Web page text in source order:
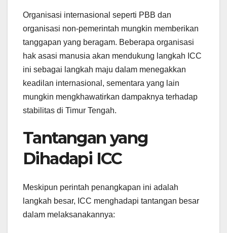
Organisasi internasional seperti PBB dan
organisasi non-pemerintah mungkin memberikan
tanggapan yang beragam. Beberapa organisasi
hak asasi manusia akan mendukung langkah ICC
ini sebagai langkah maju dalam menegakkan
keadilan internasional, sementara yang lain
mungkin mengkhawatirkan dampaknya terhadap
stabilitas di Timur Tengah.
Tantangan yang
Dihadapi ICC
Meskipun perintah penangkapan ini adalah
langkah besar, ICC menghadapi tantangan besar
dalam melaksanakannya: